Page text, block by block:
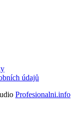
údajů
Profesionalni.info